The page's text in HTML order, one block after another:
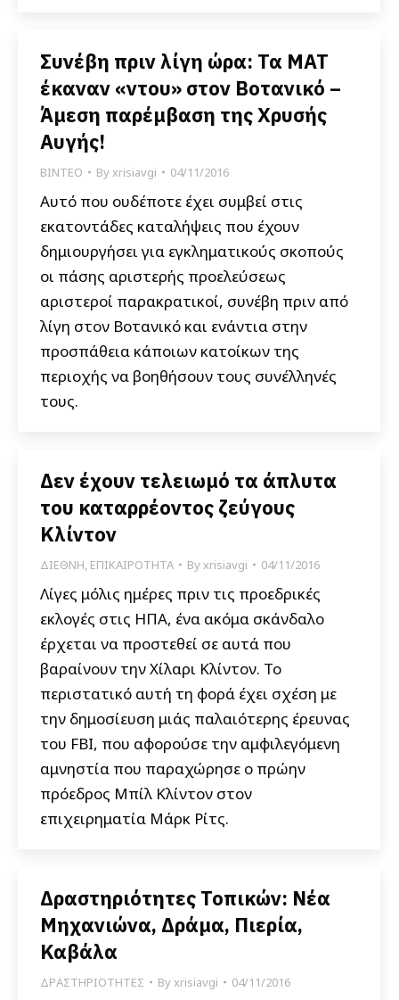
Συνέβη πριν λίγη ώρα: Τα ΜΑΤ
έκαναν «ντου» στον Βοτανικό –
Άμεση παρέμβαση της Χρυσής
Αυγής!
ΒΙΝΤΕΟ Byxrisiavgi 04/11/2016
Αυτό που ουδέποτε έχει συμβεί στις
εκατοντάδες καταλήψεις που έχουν
δημιουργήσει για εγκληματικούς σκοπούς
οι πάσης αριστερής προελεύσεως
αριστεροί παρακρατικοί, συνέβη πριν από
λίγη στον Βοτανικό και ενάντια στην
προσπάθεια κάποιων κατοίκων της
περιοχής να βοηθήσουν τους συνέλληνές
τους.
Δεν έχουν τελειωμό τα άπλυτα
του καταρρέοντος ζεύγους
Κλίντον
ΔΙΕΘΝΗ, ΕΠΙΚΑΙΡΟΤΗΤΑ Byxrisiavgi 04/11/2016
Λίγες μόλις ημέρες πριν τις προεδρικές
εκλογές στις ΗΠΑ, ένα ακόμα σκάνδαλο
έρχεται να προστεθεί σε αυτά που
βαραίνουν την Χίλαρι Κλίντον. Το
περιστατικό αυτή τη φορά έχει σχέση με
την δημοσίευση μιάς παλαιότερης έρευνας
του FBI, που αφορούσε την αμφιλεγόμενη
αμνηστία που παραχώρησε ο πρώην
πρόεδρος Μπίλ Κλίντον στον
επιχειρηματία Μάρκ Ρίτς.
Δραστηριότητες Τοπικών: Νέα
Μηχανιώνα, Δράμα, Πιερία,
Καβάλα
ΔΡΑΣΤΗΡΙΟΤΗΤΕΣ Byxrisiavgi 04/11/2016